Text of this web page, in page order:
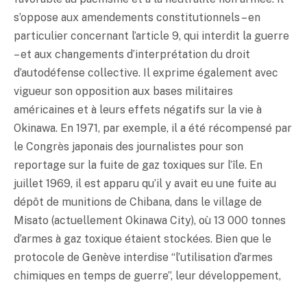
s’oppose aux amendements constitutionnels – en
particulier concernant l’article 9, qui interdit la guerre
– et aux changements d’interprétation du droit
d’autodéfense collective. Il exprime également avec
vigueur son opposition aux bases militaires
américaines et à leurs effets négatifs sur la vie à
Okinawa. En 1971, par exemple, il a été récompensé par
le Congrès japonais des journalistes pour son
reportage sur la fuite de gaz toxiques sur l’île. En
juillet 1969, il est apparu qu’il y avait eu une fuite au
dépôt de munitions de Chibana, dans le village de
Misato (actuellement Okinawa City), où 13 000 tonnes
d’armes à gaz toxique étaient stockées. Bien que le
protocole de Genève interdise “l’utilisation d’armes
chimiques en temps de guerre”, leur développement,